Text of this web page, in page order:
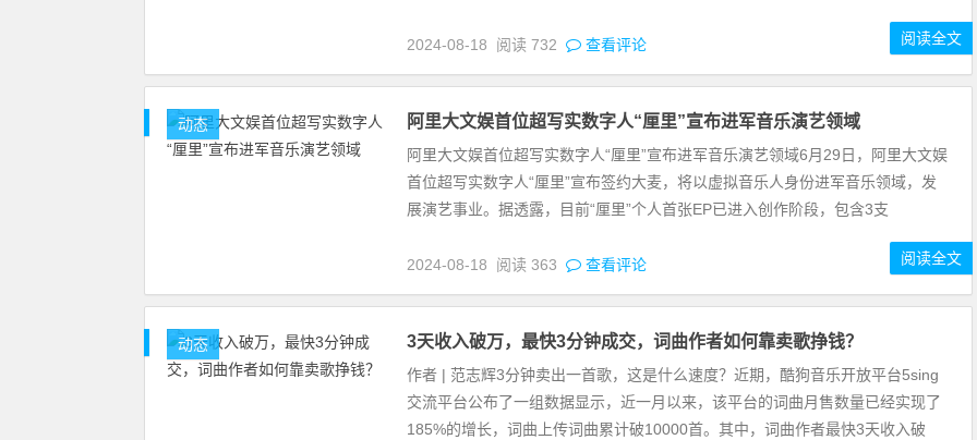
2024-08-18 阅读 732 查看评论 阅读全文
动态 阿里大文娱首位超写实数字人“厘里”宣布进军音乐演艺领域
阿里大文娱首位超写实数字人“厘里”宣布进军音乐演艺领域6月29日，阿里大文娱
首位超写实数字人“厘里”宣布签约大麦，将以虚拟音乐人身份进军音乐领域，发
展演艺事业。据透露，目前“厘里”个人首张EP已进入创作阶段，包含3支
2024-08-18 阅读 363 查看评论 阅读全文
动态 3天收入破万，最快3分钟成交，词曲作者如何靠卖歌挣钱？
作者 | 范志辉3分钟卖出一首歌，这是什么速度？近期，酷狗音乐开放平台5sing
交流平台公布了一组数据显示，近一月以来，该平台的词曲月售数量已经实现了
185%的增长，词曲上传词曲累计破10000首。其中，词曲作者最快3天收入破